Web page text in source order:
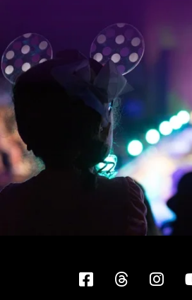
Facebook
Threads